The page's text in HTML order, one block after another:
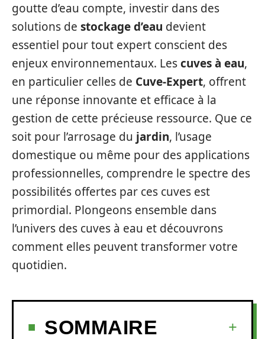
goutte d’eau compte, investir dans des
solutions de stockage d’eau devient
essentiel pour tout expert conscient des
enjeux environnementaux. Lescuves à eau,
en particulier celles de Cuve-Expert, offrent
une réponse innovante et efficace à la
gestion de cette précieuse ressource. Que ce
soit pour l’arrosage du jardin, l’usage
domestique ou même pour des applications
professionnelles, comprendre le spectre des
possibilités offertes par ces cuves est
primordial. Plongeons ensemble dans
l’univers des cuves à eau et découvrons
comment elles peuvent transformer votre
quotidien.
SOMMAIRE